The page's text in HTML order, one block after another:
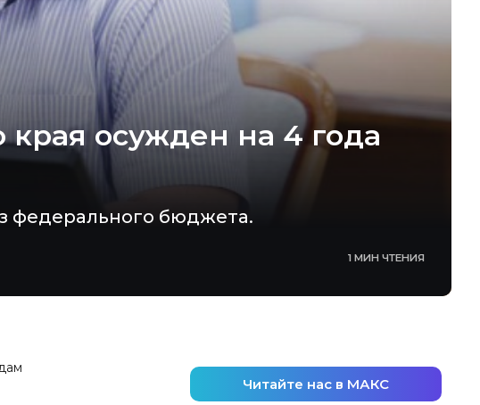
осужден на 4 года
федерального бюджета.
1 МИН ЧТЕНИЯ
Читайте нас в МАКС